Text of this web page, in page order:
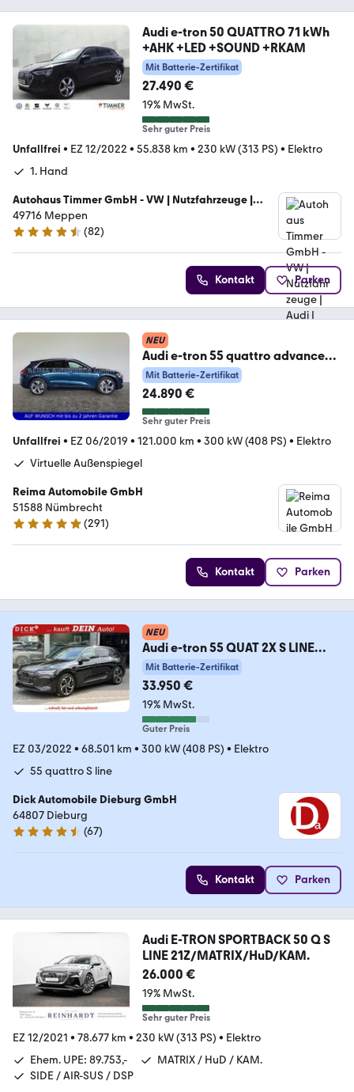
Audi e-tron 50 QUATTRO 71 kWh
+AHK +LED +SOUND +RKAM
Mit Batterie-Zertifikat
27.490 €
19% MwSt.
Sehr guter Preis
Unfallfrei • EZ 12/2022 • 55.838 km • 230 kW (313 PS) • Elektro
1. Hand
Autohaus Timmer GmbH - VW | Nutzfahrzeuge |
Audi | Skoda | Seat |
49716 Meppen
4.7 Sterne
(82)
Kontakt Parken
NEU
Audi e-tron 55 quattro advanced,
AHK, Virtual, ACC
Mit Batterie-Zertifikat
24.890 €
Sehr guter Preis
Unfallfrei • EZ 06/2019 • 121.000 km • 300 kW (408 PS) • Elektro
Virtuelle Außenspiegel
Reima Automobile GmbH
51588 Nümbrecht
4.8 Sterne
(291)
Kontakt Parken
NEU
Audi e-tron 55 QUAT 2X S LINE
BLACK EDIT LUFT+360+AHK
Mit Batterie-Zertifikat
33.950 €
19% MwSt.
Guter Preis
EZ 03/2022 • 68.501 km • 300 kW (408 PS) • Elektro
55 quattro S line
Dick Automobile Dieburg GmbH
64807 Dieburg
4.7 Sterne
(67)
Kontakt Parken
Audi E-TRON SPORTBACK 50 Q S
LINE 21Z/MATRIX/HuD/KAM.
26.000 €
19% MwSt.
Sehr guter Preis
EZ 12/2021 • 78.677 km • 230 kW (313 PS) • Elektro
Ehem. UPE: 89.753,-
MATRIX / HuD / KAM.
SIDE / AIR-SUS / DSP